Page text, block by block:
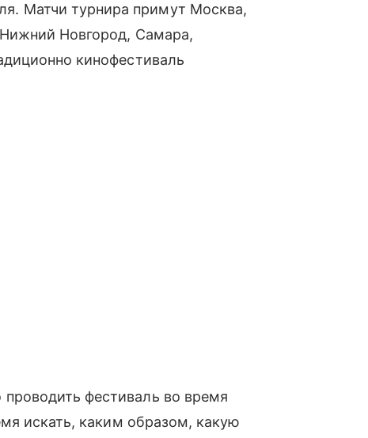
Матчи турнира примут Москва,
Нижний Новгород, Самара,
кинофестиваль
фестиваль во время
искать, каким образом, какую